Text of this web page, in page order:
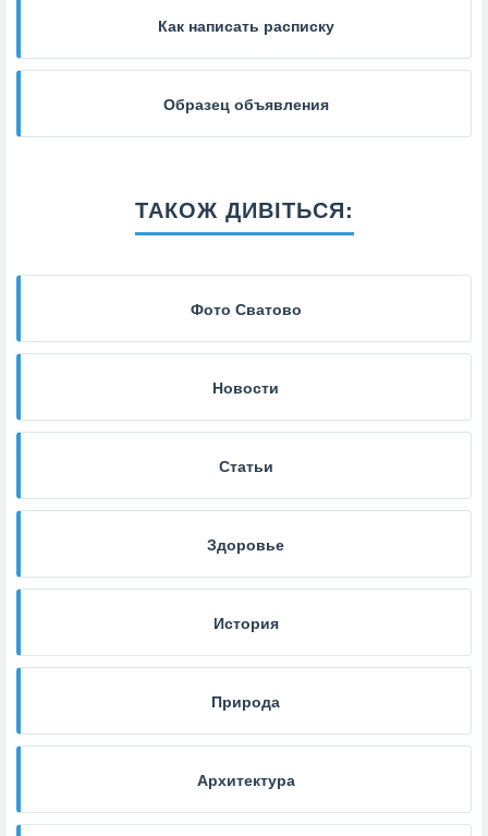
Как написать расписку
Образец объявления
ТАКОЖ ДИВІТЬСЯ:
Фото Сватово
Новости
Статьи
Здоровье
История
Природа
Архитектура